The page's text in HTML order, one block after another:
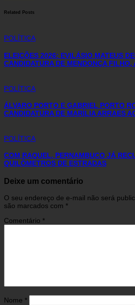
Related Posts
POLÍTICA
ELEIÇÕES 2026: EVILÁSIO MATEUS
CANDIDATURA DE MENDONÇA FILHO,
POLÍTICA
ÁLVARO PORTO E GABRIEL PORTO
CANDIDATURA DE MARÍLIA ARRAES
POLÍTICA
COM RAQUEL, PERNAMBUCO JÁ
QUILÔMETROS DE ESTRADAS
Deixe um comentário
O seu endereço de e-mail não será
são marcados com *
Comentário *
Nome *